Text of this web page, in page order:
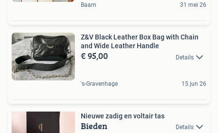
Baarn 31 mei 26
Z&V Black Leather Box Bag with Chain
and Wide Leather Handle
€ 95,00 Details
's-Gravenhage 15 jun 26
Nieuwe zadig en voltair tas
Bieden Details